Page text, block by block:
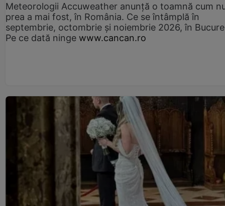
Meteorologii Accuweather anunță o toamnă cum
prea a mai fost, în România. Ce se întâmplă în
septembrie, octombrie și noiembrie 2026, în
Pe ce dată ninge www.cancan.ro